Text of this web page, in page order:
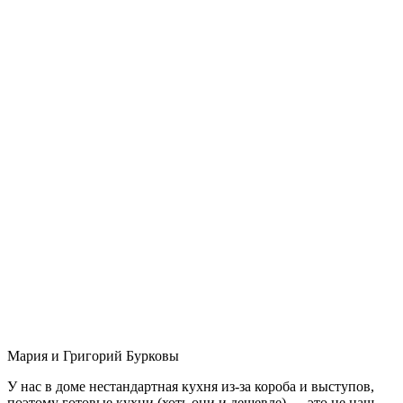
Мария и Григорий Бурковы
У нас в доме нестандартная кухня из-за короба и выступов,